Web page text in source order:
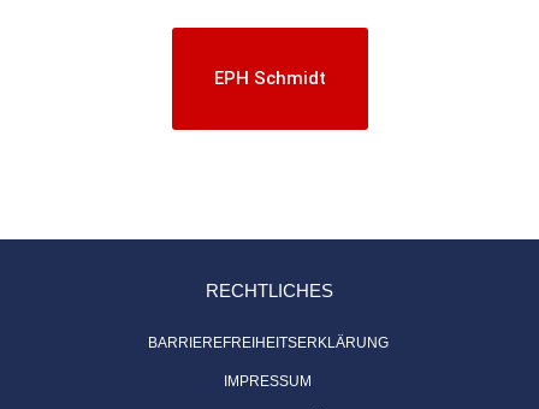
EPH Schmidt
RECHTLICHES
BARRIEREFREIHEITSERKLÄRUNG
IMPRESSUM